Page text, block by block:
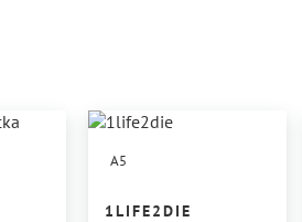
A5
1LIFE2DIE